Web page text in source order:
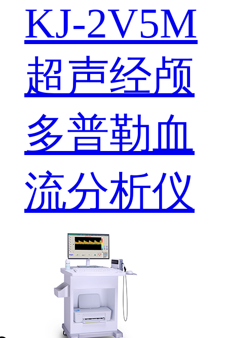
KJ-2V5M
超声经颅
多普勒血
流分析仪